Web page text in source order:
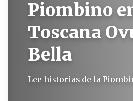
Piombino
Toscana
Bella
Lee historias de la